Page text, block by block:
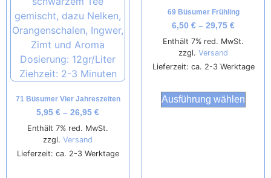
71 Büsumer Vier Jahreszeiten
5,95 € – 26,95 €
Enthält 7% red. MwSt.
zzgl. Versand
Lieferzeit: ca. 2-3 Werktage
69 Büsumer Frühling
6,50 € – 29,75 €
Enthält 7% red. MwSt.
zzgl. Versand
Lieferzeit: ca. 2-3 Werktage
Ausführung wählen